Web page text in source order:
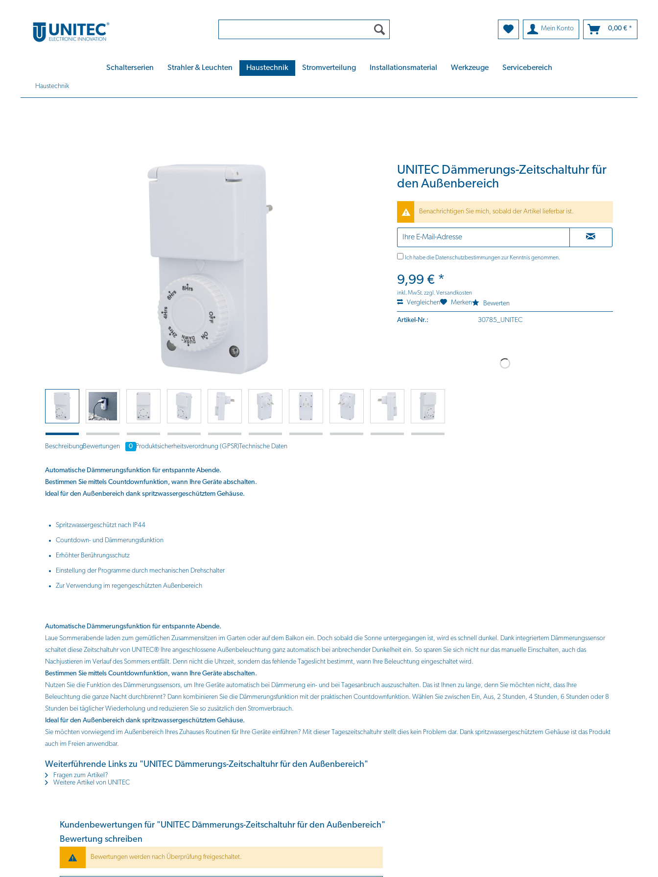
Mein Konto 0,00 € *
Schalterserien Strahler & Leuchten Haustechnik Stromverteilung Installationsmaterial Werkzeuge Servicebereich
Haustechnik
UNITEC Dämmerungs-Zeitschaltuhr für
den Außenbereich
Benachrichtigen Sie mich, sobald der Artikel lieferbar ist.
Ich habe die Datenschutzbestimmungenzur Kenntnis genommen.
9,99 € *
inkl. MwSt.zzgl. Versandkosten
Vergleichen Merken Bewerten
Artikel-Nr.: 30785_UNITEC
BeschreibungBewertungen 0 Produktsicherheitsverordnung (GPSR) Technische Daten
Automatische Dämmerungsfunktion für entspannte Abende.
Bestimmen Sie mittels Countdownfunktion, wann Ihre Geräte abschalten.
Ideal für den Außenbereich dank spritzwassergeschütztem Gehäuse.
Spritzwassergeschützt nach IP44
Countdown- und Dämmerungsfunktion
Erhöhter Berührungsschutz
Einstellung der Programme durch mechanischen Drehschalter
Zur Verwendung im regengeschützten Außenbereich
Automatische Dämmerungsfunktion für entspannte Abende.
Laue Sommerabende laden zum gemütlichen Zusammensitzen im Garten oder auf dem Balkon ein. Doch sobald die Sonne untergegangen ist, wird es schnell dunkel. Dank integriertem Dämmerungssensor
schaltet diese Zeitschaltuhr von UNITEC® Ihre angeschlossene Außenbeleuchtung ganz automatisch bei anbrechender Dunkelheit ein. So sparen Sie sich nicht nur das manuelle Einschalten, auch das
Nachjustieren im Verlauf des Sommers entfällt. Denn nicht die Uhrzeit, sondern das fehlende Tageslicht bestimmt, wann Ihre Beleuchtung eingeschaltet wird.
Bestimmen Sie mittels Countdownfunktion, wann Ihre Geräte abschalten.
Nutzen Sie die Funktion des Dämmerungssensors, um Ihre Geräte automatisch bei Dämmerung ein- und bei Tagesanbruch auszuschalten. Das ist Ihnen zu lange, denn Sie möchten nicht, dass Ihre
Beleuchtung die ganze Nacht durchbrennt? Dann kombinieren Sie die Dämmerungsfunktion mit der praktischen Countdownfunktion. Wählen Sie zwischen Ein, Aus, 2 Stunden, 4 Stunden, 6 Stunden oder 8
Stunden bei täglicher Wiederholung und reduzieren Sie so zusätzlich den Stromverbrauch.
Ideal für den Außenbereich dank spritzwassergeschütztem Gehäuse.
Sie möchten vorwiegend im Außenbereich Ihres Zuhauses Routinen für Ihre Geräte einführen? Mit dieser Tageszeitschaltuhr stellt dies kein Problem dar. Dank spritzwassergeschütztem Gehäuse ist das Produkt
auch im Freien anwendbar.
Weiterführende Links zu "UNITEC Dämmerungs-Zeitschaltuhr für den Außenbereich"
Fragen zum Artikel?
Weitere Artikel von UNITEC
Kundenbewertungen für "UNITEC Dämmerungs-Zeitschaltuhr für den Außenbereich"
Bewertung schreiben
Bewertungen werden nach Überprüfung freigeschaltet.